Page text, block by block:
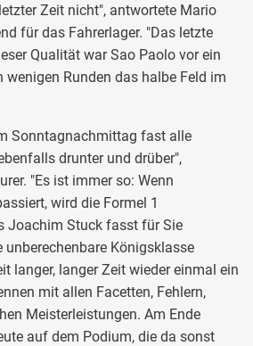
Zeit nicht", antwortete Mario
für das Fahrerlager. "Das letzte
Qualität war Sao Paolo vor ein
wenigen Runden das halbe Feld im
Sonntagnachmittag fast alle
drunter und drüber",
"Es ist immer so: Wenn
wird die Formel 1
Joachim Stuck fasst für Sie
unberechenbare Königsklasse
langer, langer Zeit wieder einmal ein
mit allen Facetten, Fehlern,
Meisterleistungen. Am Ende
auf dem Podium, die da sonst